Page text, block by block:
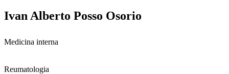
Ivan Alberto Posso Osorio
Medicina interna
Reumatologia